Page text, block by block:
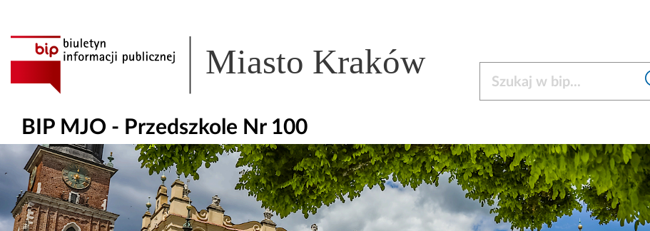
Miasto Kraków
BIP MJO - Przedszkole Nr 100